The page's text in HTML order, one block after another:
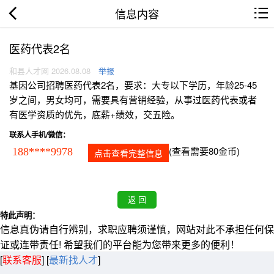
信息内容
医药代表2名
和县人才网 2026.08.08 举报
基因公司招聘医药代表2名，要求：大专以下学历，年龄25-45
岁之间，男女均可，需要具有营销经验，从事过医药代表或者
有医学资质的优先，底薪+绩效，交五险。
联系人手机/微信：
188****9978 点击查看完整信息 (查看需要80金币)
特此声明：
信息真伪请自行辨别，求职应聘须谨慎，网站对此不承担任何保
证或连带责任! 希望我们的平台能为您带来更多的便利！
[联系客服] [最新找人才]